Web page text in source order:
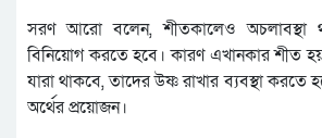
সরণ আরো বলেন, শীতকালেও অচলাবস্থা
বিনিয়োগ করতে হবে। কারণ এখানকার শীত
যারা থাকবে, তাদের উষ্ণ রাখার ব্যবস্থা
অর্থের প্রয়োজন।